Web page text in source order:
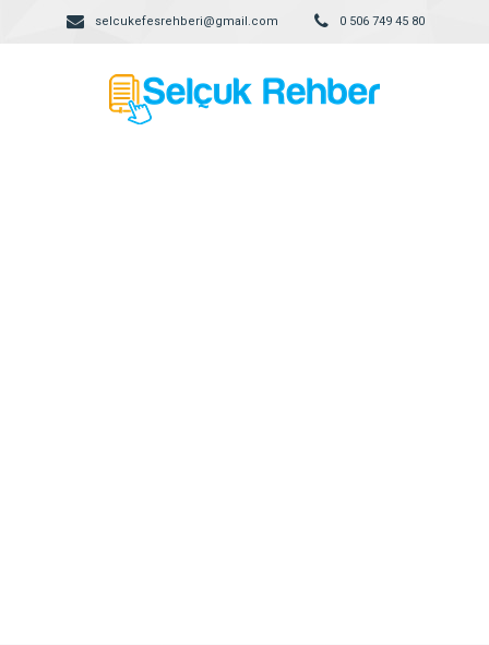
selcukefesrehberi@gmail.com 0 506 749 45 80